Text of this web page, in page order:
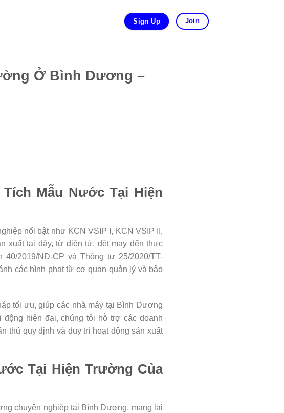
Sign Up Join
Ở Bình Dương –
Mẫu Nước Tại Hiện
nổi bật như KCN VSIP I, KCN VSIP II,
xuất tại đây, từ điện tử, dệt may đến thực
2019/NĐ-CP và Thông tư 25/2020/TT-
các hình phạt từ cơ quan quản lý và bảo
tối ưu, giúp các nhà máy tại Bình Dương
hiện đại, chúng tôi hỗ trợ các doanh
thủ quy định và duy trì hoạt động sản xuất
Tại Hiện Trường Của
chuyên nghiệp tại Bình Dương, mang lại